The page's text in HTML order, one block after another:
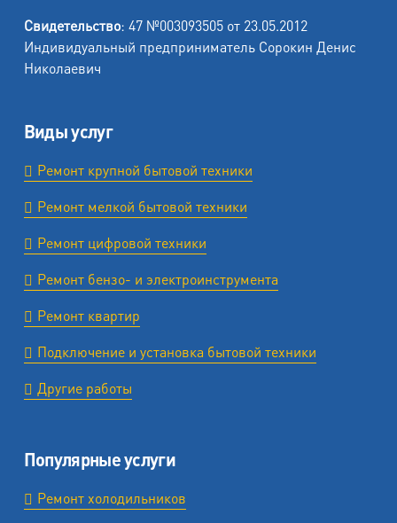
Свидетельство: 47 №003093505 от 23.05.2012
Индивидуальный предприниматель Сорокин Денис
Николаевич
Виды услуг
Ремонт крупной бытовой техники
Ремонт мелкой бытовой техники
Ремонт цифровой техники
Ремонт бензо- и электроинструмента
Ремонт квартир
Подключение и установка бытовой техники
Другие работы
Популярные услуги
Ремонт холодильников